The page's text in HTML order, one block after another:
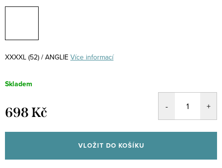
XXXXL (52) / ANGLIE Více informací
Skladem
698 Kč
cena:
VLOŽIT DO KOŠÍKU